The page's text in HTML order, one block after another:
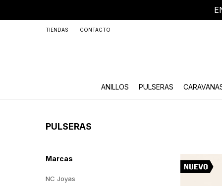
ANILLOS PULSERAS
TIENDAS CONTACTO
PULSERAS
Marcas
NC Joyas